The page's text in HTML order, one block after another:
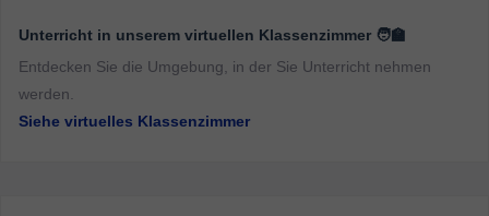
Unterricht in unserem virtuellen Klassenzimmer 🧑‍🏫
Entdecken Sie die Umgebung, in der Sie Unterricht nehmen
werden.
Siehe virtuelles Klassenzimmer